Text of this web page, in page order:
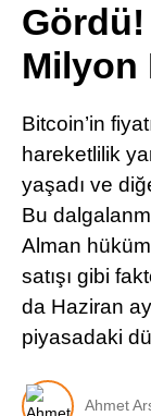
Milyon
Bitcoin’in
hareketlilik
yaşadı ve
Bu
Alman
satışı gibi
da Haziran
piyasadaki
Ahmet